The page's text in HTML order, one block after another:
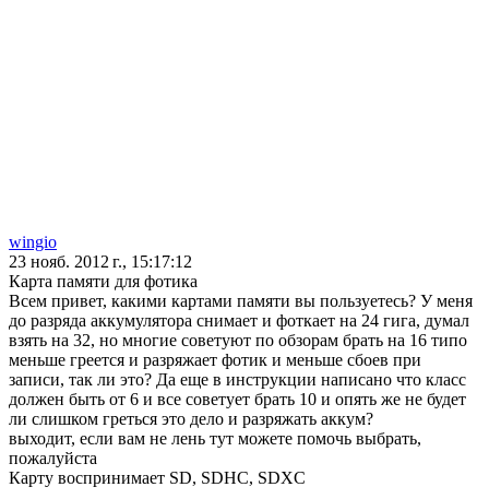
wingio
23 нояб. 2012 г., 15:17:12
Карта памяти для фотика
Всем привет, какими картами памяти вы пользуетесь? У меня
до разряда аккумулятора снимает и фоткает на 24 гига, думал
взять на 32, но многие советуют по обзорам брать на 16 типо
меньше греется и разряжает фотик и меньше сбоев при
записи, так ли это? Да еще в инструкции написано что класс
должен быть от 6 и все советует брать 10 и опять же не будет
ли слишком греться это дело и разряжать аккум?
выходит, если вам не лень тут можете помочь выбрать,
пожалуйста
Карту воспринимает SD, SDHC, SDXC